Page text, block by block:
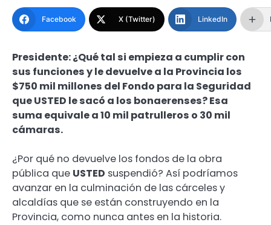
Facebook X (Twitter) LinkedIn
Presidente: ¿Qué tal si empieza a cumplir con
sus funciones y le devuelve a la Provincia los
$750 mil millones del Fondo para la Seguridad
que USTED le sacó a los bonaerenses? Esa
suma equivale a 10 mil patrulleros o 30 mil
cámaras.
¿Por qué no devuelve los fondos de la obra
pública que USTED suspendió? Así podríamos
avanzar en la culminación de las cárceles y
alcaldías que se están construyendo en la
Provincia, como nunca antes en la historia.